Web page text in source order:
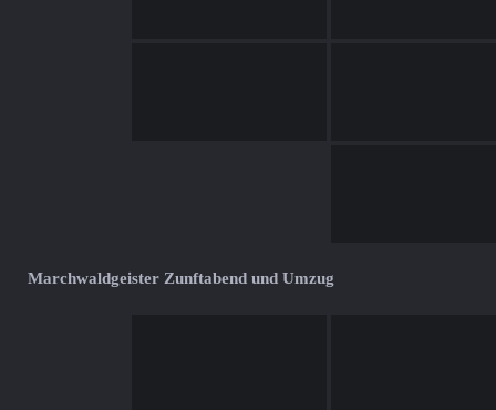
Marchwaldgeister Zunftabend und Umzug